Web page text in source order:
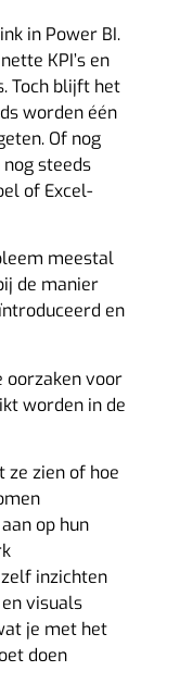
in Power BI.
KPI’s en
Toch blijft het
worden één
Of nog
steeds
of Excel-
meestal
de manier
en
oorzaken voor
worden in de
ze zien of hoe
op hun
inzichten
visuals
je met het
doen